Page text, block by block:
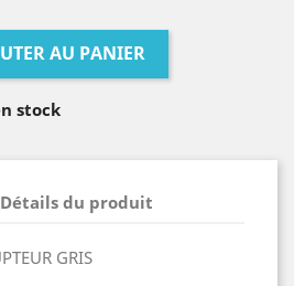
AU PANIER
stock
Détails du produit
GRIS